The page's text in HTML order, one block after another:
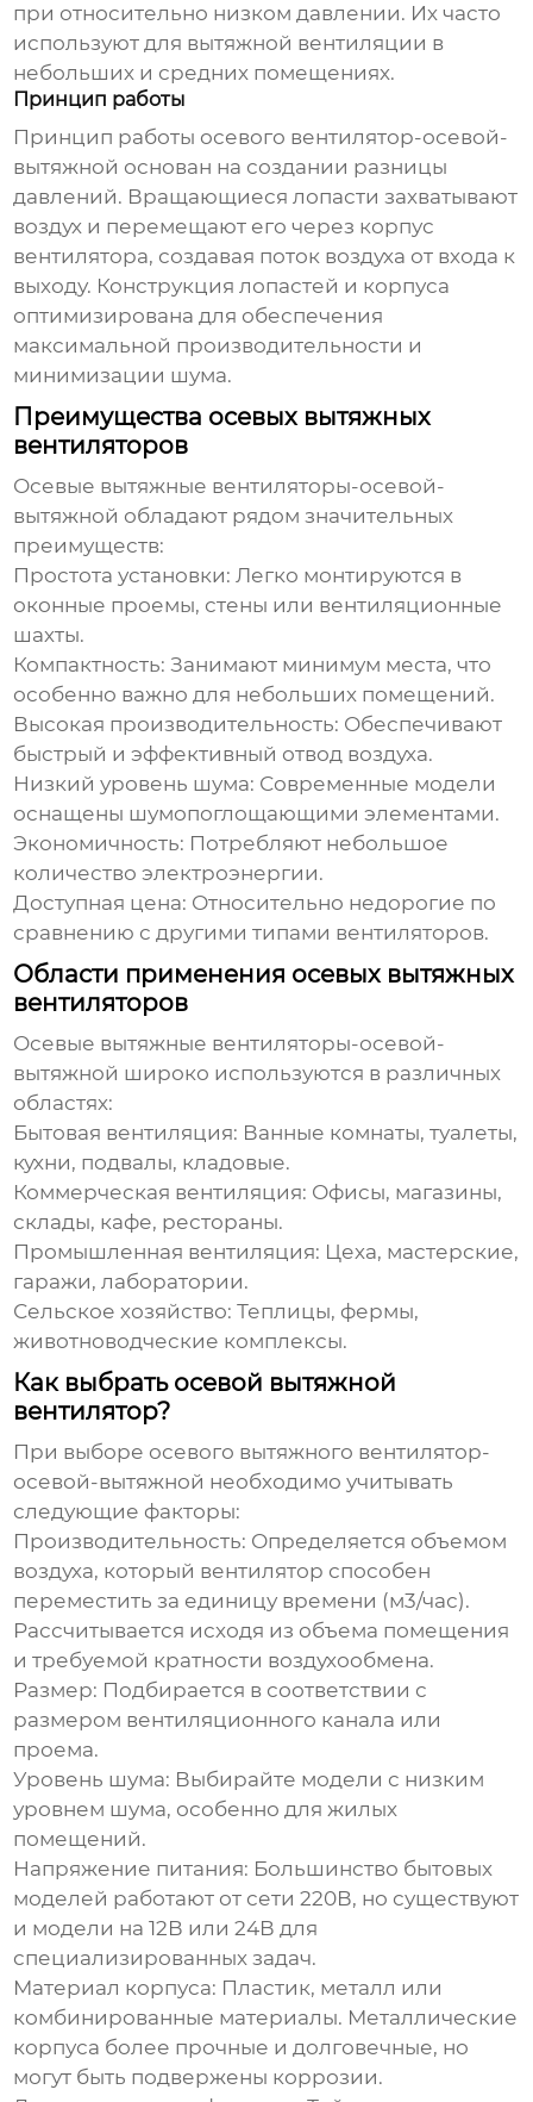
при относительно низком давлении. Их часто
используют для вытяжной вентиляции в
небольших и средних помещениях.
Принцип работы
Принцип работы осевого вентилятор-осевой-
вытяжной основан на создании разницы
давлений. Вращающиеся лопасти захватывают
воздух и перемещают его через корпус
вентилятора, создавая поток воздуха от входа к
выходу. Конструкция лопастей и корпуса
оптимизирована для обеспечения
максимальной производительности и
минимизации шума.
Преимущества осевых вытяжных
вентиляторов
Осевые вытяжные вентиляторы-осевой-
вытяжной обладают рядом значительных
преимуществ:
Простота установки: Легко монтируются в
оконные проемы, стены или вентиляционные
шахты.
Компактность: Занимают минимум места, что
особенно важно для небольших помещений.
Высокая производительность: Обеспечивают
быстрый и эффективный отвод воздуха.
Низкий уровень шума: Современные модели
оснащены шумопоглощающими элементами.
Экономичность: Потребляют небольшое
количество электроэнергии.
Доступная цена: Относительно недорогие по
сравнению с другими типами вентиляторов.
Области применения осевых вытяжных
вентиляторов
Осевые вытяжные вентиляторы-осевой-
вытяжной широко используются в различных
областях:
Бытовая вентиляция: Ванные комнаты, туалеты,
кухни, подвалы, кладовые.
Коммерческая вентиляция: Офисы, магазины,
склады, кафе, рестораны.
Промышленная вентиляция: Цеха, мастерские,
гаражи, лаборатории.
Сельское хозяйство: Теплицы, фермы,
животноводческие комплексы.
Как выбрать осевой вытяжной
вентилятор?
При выборе осевого вытяжного вентилятор-
осевой-вытяжной необходимо учитывать
следующие факторы:
Производительность: Определяется объемом
воздуха, который вентилятор способен
переместить за единицу времени (м3/час).
Рассчитывается исходя из объема помещения
и требуемой кратности воздухообмена.
Размер: Подбирается в соответствии с
размером вентиляционного канала или
проема.
Уровень шума: Выбирайте модели с низким
уровнем шума, особенно для жилых
помещений.
Напряжение питания: Большинство бытовых
моделей работают от сети 220В, но существуют
и модели на 12В или 24В для
специализированных задач.
Материал корпуса: Пластик, металл или
комбинированные материалы. Металлические
корпуса более прочные и долговечные, но
могут быть подвержены коррозии.